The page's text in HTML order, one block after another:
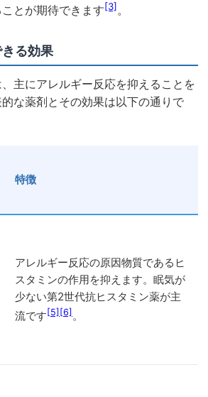
とが期待できます[3] 。
る効果
主にアレルギー反応を抑えることを
な薬剤とその効果は以下の通りで
特徴
アレルギー反応の原因物質であるヒ
スタミンの作用を抑えます。眠気が
少ない第2世代抗ヒスタミン薬が主
流です[5] [6] 。